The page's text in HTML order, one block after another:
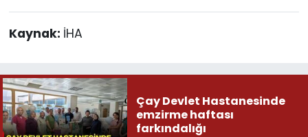
Kaynak: İHA
Çay Devlet Hastanesinde
emzirme haftası
farkındalığı